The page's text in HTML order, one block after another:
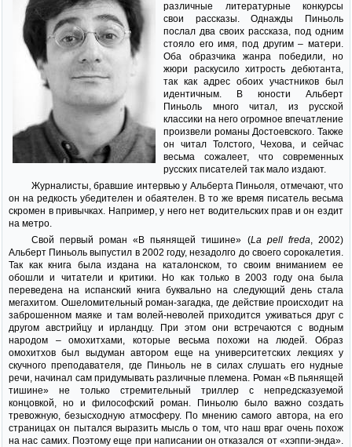
различные литературные конкурсы
свои рассказы. Однажды Пиньоль
послал два своих рассказа, под одним
стояло его имя, под другим – матери.
Оба образчика жанра победили, но
жюри раскусило хитрость дебютанта,
так как адрес обоих участников был
идентичным. В юности Альберт
Пиньоль много читал, из русской
классики на него огромное впечатление
произвели романы Достоевского. Также
он читал Толстого, Чехова, и сейчас
весьма сожалеет, что современных
русских писателей так мало издают.
Журналисты, бравшие интервью у Альберта Пиньоля, отмечают, что
он на редкость убедителен и обаятелен. В то же время писатель весьма
скромен в привычках. Например, у него нет водительских прав и он ездит
на метро.
Свой первый роман «В пьянящей тишине» (La pell freda, 2002)
Альберт Пиньоль выпустил в 2002 году, незадолго до своего сорокалетия.
Так как книга была издана на каталонском, то своим вниманием ее
обошли и читатели и критики. Но как только в 2003 году она была
переведена на испанский книга буквально на следующий день стала
мегахитом. Ошеломительный роман-загадка, где действие происходит на
заброшенном маяке и там волей-неволей приходится уживаться друг с
другом австрийцу и ирландцу. При этом они встречаются с водным
народом – омохитхами, которые весьма похожи на людей. Образ
омохитхов был выдуман автором еще на университетских лекциях у
скучного преподавателя, где Пиньоль не в силах слушать его нудные
речи, начинал сам придумывать различные племена. Роман «В пьянящей
тишине» не только стремительный триллер с непредсказуемой
концовкой, но и философский роман. Пиньолю было важно создать
тревожную, безысходную атмосферу. По мнению самого автора, на его
страницах он пытался выразить мысль о том, что наш враг очень похож
на нас самих. Поэтому еще при написании он отказался от «хэппи-энда».